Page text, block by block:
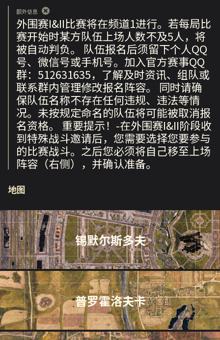
额外信息
外围赛I&II比赛将在频道1进行。若每局比
赛开始时某方队伍上场人数不及5人，将
被自动判负。 队伍报名后须留下个人QQ
号、微信号或手机号。加入官方赛事QQ
群：512631635，了解及时资讯、组队或
联系群内管理修改报名阵容。 同时请确
保队伍名称不存在任何违规、违法等情
况。未按规定命名的队伍将可能被取消报
名资格。 重要提示！-在外围赛I&II阶段收
到特殊战斗邀请后，您需要选择您要参与
的比赛战斗。之后您必须将自己移至上场
阵容（右侧），并确认准备。
地图
锡默尔斯多夫
普罗霍洛夫卡